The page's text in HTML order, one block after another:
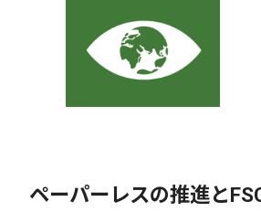
ペーパーレスの推進と